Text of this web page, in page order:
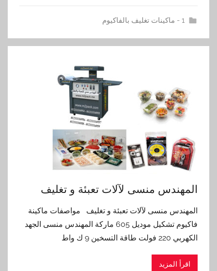
1 - ماكينات تغليف بالفاكيوم
‏‏المهندس منسى لآلات تعبئة و تغليف
‏‏المهندس منسى لآلات تعبئة و تغليف مواصفات ماكينة
فاكيوم تشكيل موديل 605 ماركة المهندس منسى الجهد
الكهربي 220 فولت طاقة التسخين 9 ك واط
اقرأ المزيد